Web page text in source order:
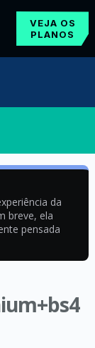
VEJA OS
PLANOS
da
breve, ela
pensada